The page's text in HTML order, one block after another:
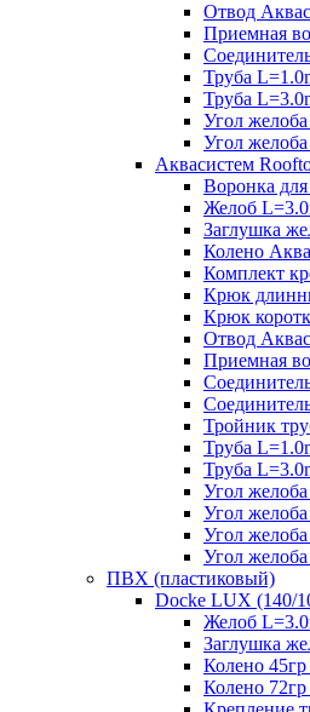
Отвод
Приемная
Труба
Труба
Угол
Угол
Аквасистем
Воронка
Желоб
Заглушка
Колено
Комплект
Крюк
Крюк
Отвод
Приемная
Тройник
Труба
Труба
Угол
Угол
Угол
Угол
ПВХ (пластиковый)
Docke LUX (140/
Желоб
Заглушка
Колено
Колено